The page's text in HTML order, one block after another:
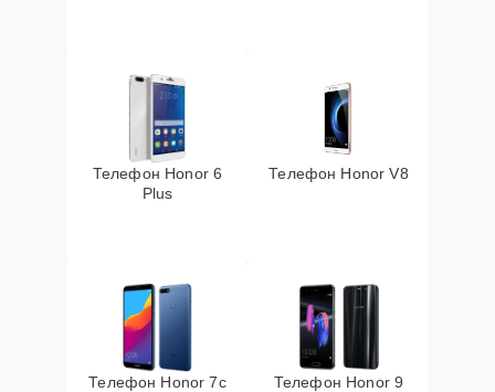
Телефон Honor 6
Plus
Телефон Honor V8
Телефон Honor 7c
Телефон Honor 9